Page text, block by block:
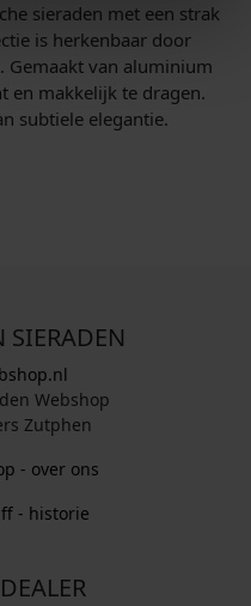
sieraden met een strak
is herkenbaar door
Gemaakt van aluminium
en makkelijk te dragen.
subtiele elegantie.
SIERADEN
Webshop
Zutphen
- over ons
- historie